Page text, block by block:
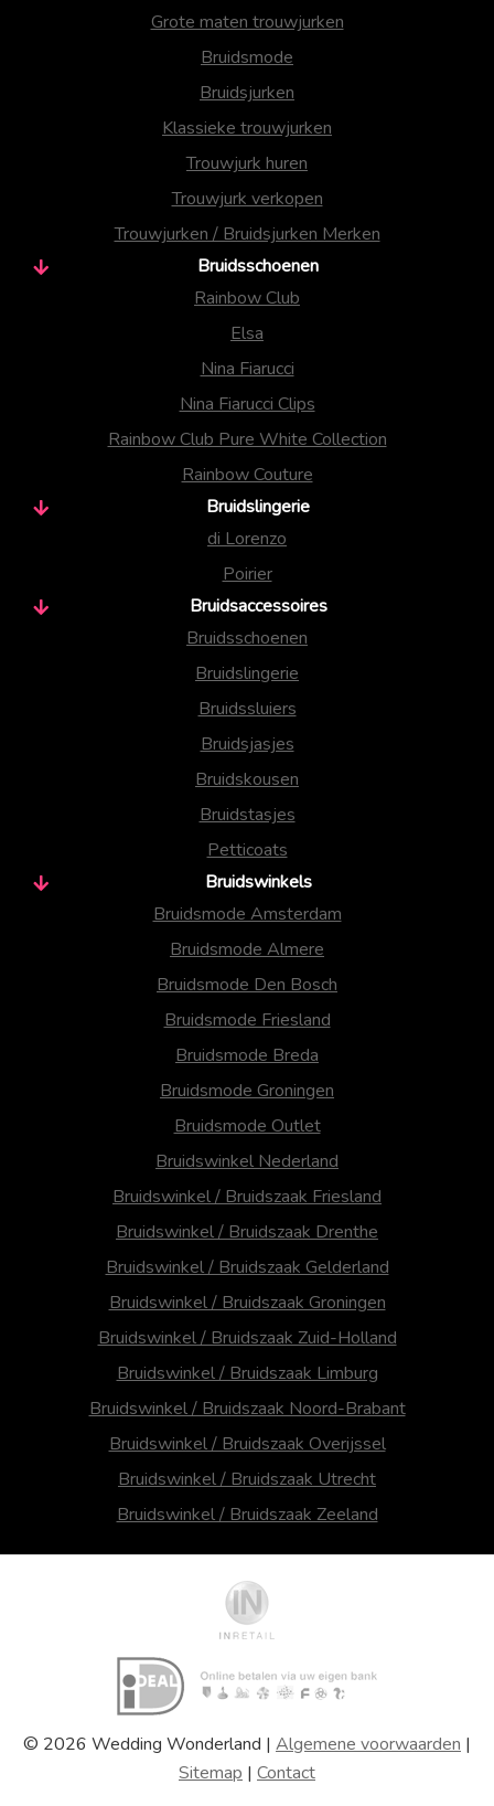
Grote maten trouwjurken
Bruidsmode
Bruidsjurken
Klassieke trouwjurken
Trouwjurk huren
Trouwjurk verkopen
Trouwjurken / Bruidsjurken Merken
Bruidsschoenen
Rainbow Club
Elsa
Nina Fiarucci
Nina Fiarucci Clips
Rainbow Club Pure White Collection
Rainbow Couture
Bruidslingerie
di Lorenzo
Poirier
Bruidsaccessoires
Bruidsschoenen
Bruidslingerie
Bruidssluiers
Bruidsjasjes
Bruidskousen
Bruidstasjes
Petticoats
Bruidswinkels
Bruidsmode Amsterdam
Bruidsmode Almere
Bruidsmode Den Bosch
Bruidsmode Friesland
Bruidsmode Breda
Bruidsmode Groningen
Bruidsmode Outlet
Bruidswinkel Nederland
Bruidswinkel / Bruidszaak Friesland
Bruidswinkel / Bruidszaak Drenthe
Bruidswinkel / Bruidszaak Gelderland
Bruidswinkel / Bruidszaak Groningen
Bruidswinkel / Bruidszaak Zuid-Holland
Bruidswinkel / Bruidszaak Limburg
Bruidswinkel / Bruidszaak Noord-Brabant
Bruidswinkel / Bruidszaak Overijssel
Bruidswinkel / Bruidszaak Utrecht
Bruidswinkel / Bruidszaak Zeeland
© 2026 Wedding Wonderland | Algemene voorwaarden |
Sitemap | Contact